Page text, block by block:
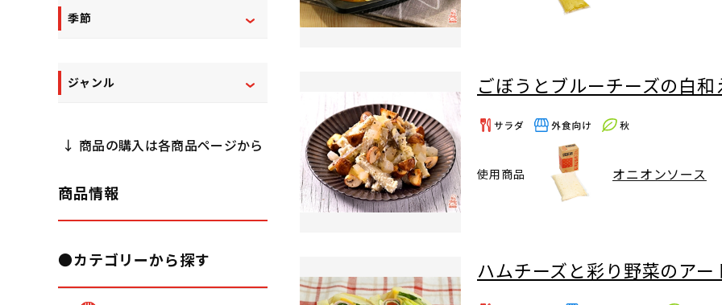
季節
ジャンル
↓ 商品の購入は各商品ページから
商品情報
●カテゴリーから探す
ごぼうとブルーチーズの白和
使用商品 オニオンソース
ハムチーズと彩り野菜のアー